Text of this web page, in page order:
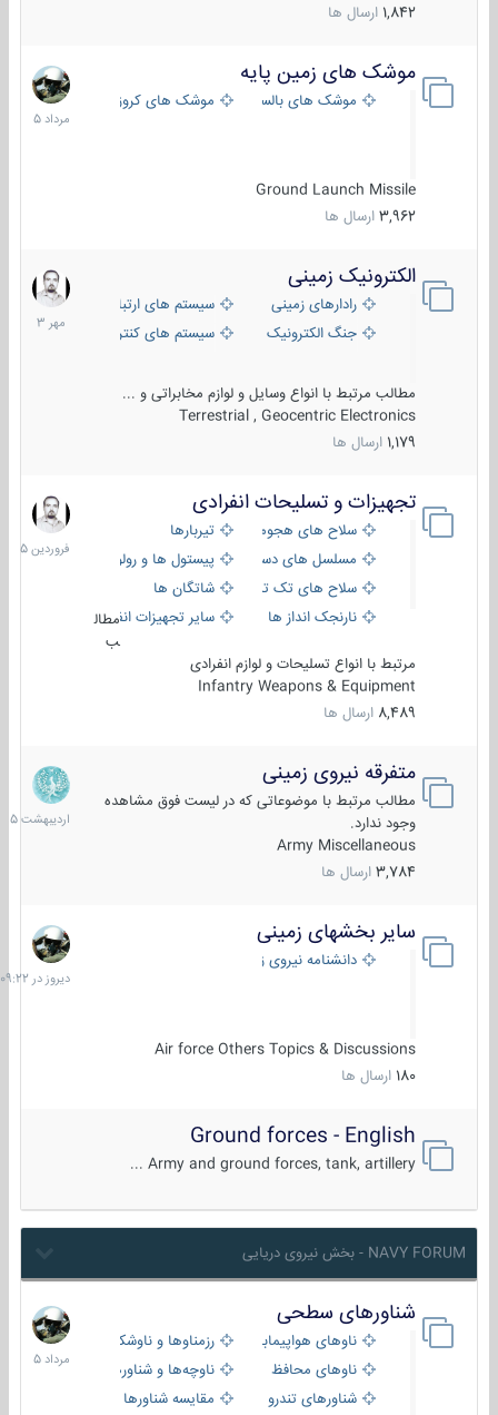
1,842 ارسال ها
موشک های زمین پایه
موشک های بالستیک موشک های کروز
Ground Launch Missile
3,962 ارسال ها
2
مرداد
1405
الکترونیک زمینی
رادارهای زمینی
سیستم های ارتباطی و جمع آوری
جنگ الکترونیک
سیستم های کنترل آتش و تجهیزات
مطالب مرتبط با انواع وسایل و لوازم مخابراتی و ...
Terrestrial , Geocentric Electronics
1,179 ارسال ها
1
مهر
1403
تجهیزات و تسلیحات انفرادی
سلاح های هجومی
تیربارها
مسلسل های دستی
پیستول ها و رولورها
سلاح های تک تیر اندازیشاتگان ها
نارنجک انداز ها
سایر تجهیزات انفرادی
مطال
ب
مرتبط با انواع تسلیحات و لوازم انفرادی
Infantry Weapons & Equipment
8,489 ارسال ها
17
فروردین
1405
متفرقه نیروی زمینی
مطالب مرتبط با موضوعاتی که در لیست فوق مشاهده
وجود ندارد.
Army Miscellaneous
3,784 ارسال ها
27
1405
سایر بخشهای زمینی
دانشنامه نیروی زمینی
Air force Others Topics & Discussions
180 ارسال ها
دیروز
در
09:22
Ground forces - English
Army and ground forces, tank, artillery ...
NAVY FORUM - بخش نیروی دریایی
شناورهای سطحی
ناوهای هواپیمابر و بالگرد بررزمناوها و ناوشکن‌ها
ناوهای محافظ
ناوچه‌ها و شناورهای گشتی
شناورهای تندرو
مقایسه شناورها
2
مرداد
1405